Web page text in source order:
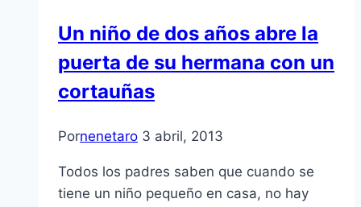
Un niño de dos años abre la
puerta de su hermana con un
cortauñas
Pornenetaro 3 abril, 2013
Todos los padres saben que cuando se
tiene un niño pequeño en casa, no hay